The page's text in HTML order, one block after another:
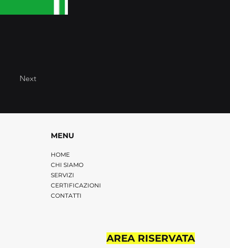
Next
MENU
HOME
CHI SIAMO
SERVIZI
CERTIFICAZIONI
CONTATTI
AREA RISERVATA